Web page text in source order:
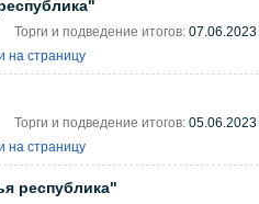
Торги и подведение итогов: 07.06.2023
на страницу
Торги и подведение итогов: 05.06.2023
на страницу
республика"